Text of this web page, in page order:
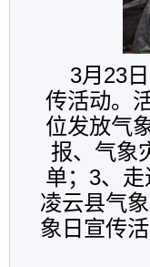
3月23
传活动。
位发放气
报、气象
单；3、
凌云县气
象日宣传